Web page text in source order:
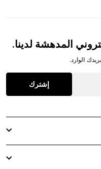
المدهشة لدينا.
الوارد.
إشترك